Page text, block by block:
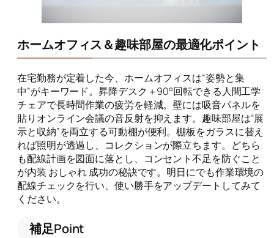
ホームオフィス＆趣味部屋の最適化ポイント
在宅勤務が定着した今、ホームオフィスは“姿勢と集
中”がキーワード。昇降デスク＋90°回転できる人間工学
チェアで長時間作業の疲労を軽減。壁には吸音パネルを
貼りオンライン会議の音反射を抑えます。趣味部屋は“展
示と収納”を両立する可動棚が便利。棚板をガラスに替え
れば照明が透過し、コレクションが際立ちます。どちら
も配線計画を図面に落とし、コンセント不足を防ぐこと
が内装 おしゃれ 成功の秘訣です。明日にでも作業環境の
配線チェックを行い、使い勝手をアップデートしてみて
ください。
補足Point